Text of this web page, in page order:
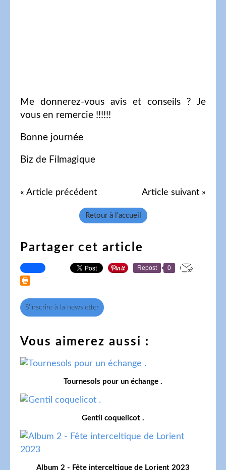
Me donnerez-vous avis et conseils ? Je
vous en remercie !!!!!!
Bonne journée
Biz de Filmagique
« Article précédent Article suivant »
Retour à l'accueil
Partager cet article
Repost 0
S'inscrire à la newsletter
Vous aimerez aussi :
Tournesols pour un échange .
Gentil coquelicot .
Album 2 - Fête interceltique de Lorient 2023